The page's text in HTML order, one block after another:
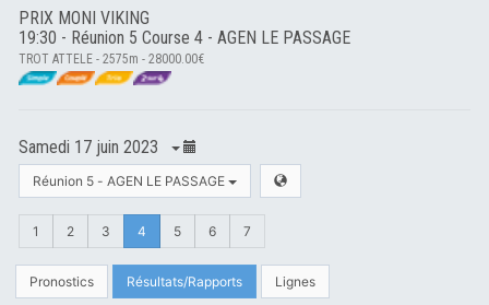
PRIX MONI VIKING
19:30 - Réunion 5 Course 4 - AGEN LE PASSAGE
TROT ATTELE - 2575m - 28000.00€
Samedi 17 juin 2023
Réunion 5 - AGEN LE PASSAGE
1 2 3 4 5 6 7
Pronostics Résultats/Rapports Lignes